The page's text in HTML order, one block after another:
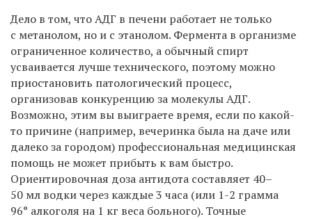
Дело в том, что АДГ в печени работает не только
с метанолом, но и с этанолом. Фермента в организме
ограниченное количество, а обычный спирт
усваивается лучше технического, поэтому можно
приостановить патологический процесс,
организовав конкуренцию за молекулы АДГ.
Возможно, этим вы выиграете время, если по какой-
то причине (например, вечеринка была на даче или
далеко за городом) профессиональная медицинская
помощь не может прибыть к вам быстро.
Ориентировочная доза антидота составляет 40–
50 мл водки через каждые 3 часа (или 1-2 грамма
96° алкоголя на 1 кг веса больного). Точные